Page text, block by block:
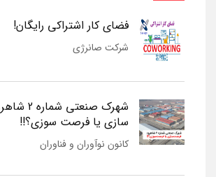
فضای کار اشتراکی رایگان!
شرکت صانرژی
شهرک
سازی یا فرصت سوزی؟!!
کانون نوآوران و فناوران